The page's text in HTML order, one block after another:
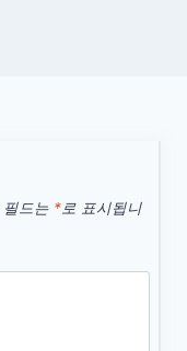
필드는 *로 표시됩니